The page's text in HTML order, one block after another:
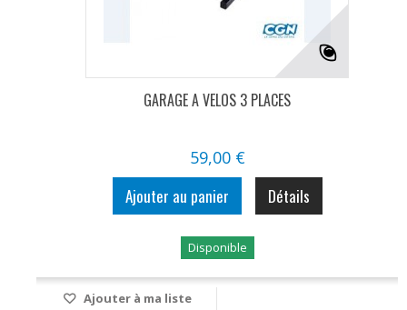
GARAGE A VELOS 3 PLACES
59,00 €
Ajouter au panier Détails
Disponible
Ajouter à ma liste